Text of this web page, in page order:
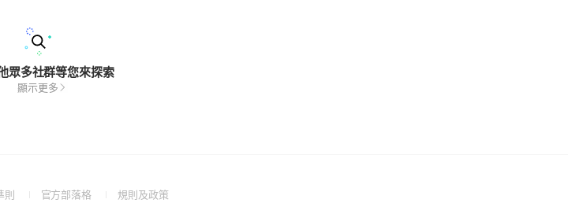
眾多社群等您來探索
顯示更多
則
(Open官方部落格
(Open規則及政策(Open